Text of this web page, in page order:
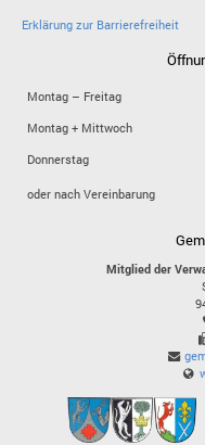
Erklärung zur Barrierefreiheit
Montag – Freitag
Montag + Mittwoch
Donnerstag
oder nach Vereinbarung
Mitglied der